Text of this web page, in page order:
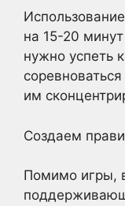
на 15-20
нужно успеть
им
Создаем
Помимо игры,